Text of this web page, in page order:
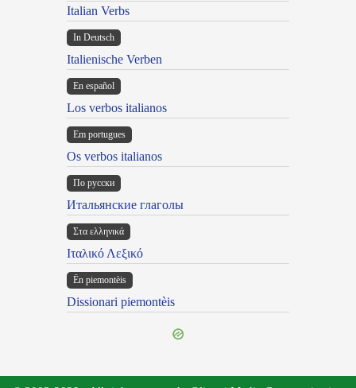
Italian Verbs
In Deutsch
Italienische Verben
En español
Los verbos italianos
Em portugues
Os verbos italianos
По русски
Итальянские глаголы
Στα ελληνικά
Ιταλικό Λεξικό
Ën piemontèis
Dissionari piemontèis